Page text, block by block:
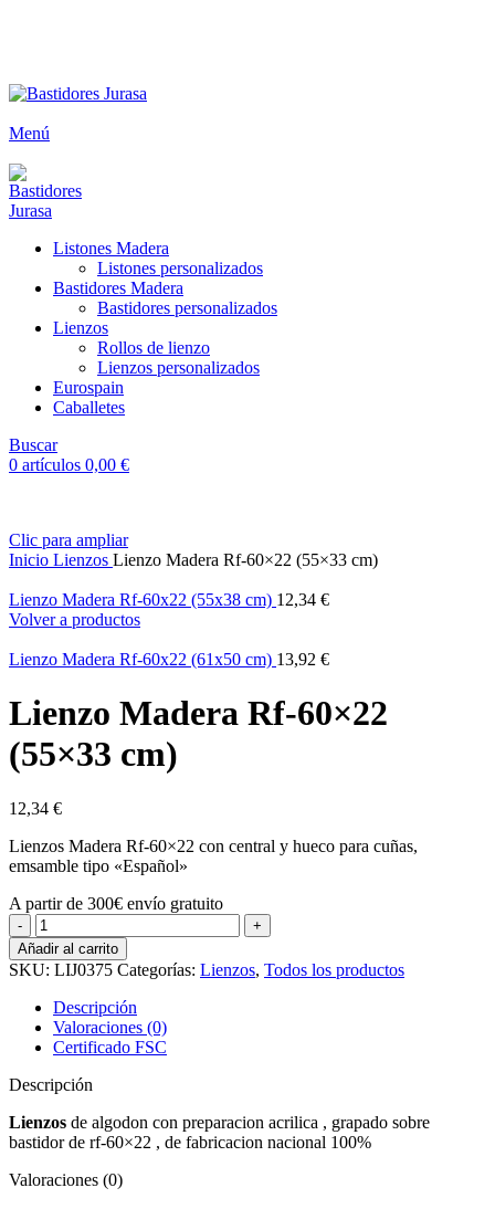
Menú
Listones Madera
Listones personalizados
Bastidores Madera
Bastidores personalizados
Lienzos
Rollos de lienzo
Lienzos personalizados
Eurospain
Caballetes
Buscar
0 artículos 0,00 €
Clic para ampliar
Inicio Lienzos Lienzo Madera Rf-60×22 (55×33 cm)
Lienzo Madera Rf-60x22 (55x38 cm) 12,34 €
Volver a productos
Lienzo Madera Rf-60x22 (61x50 cm) 13,92 €
Lienzo Madera Rf-60×22
(55×33 cm)
12,34 €
Lienzos Madera Rf-60×22 con central y hueco para cuñas,
emsamble tipo «Español»
A partir de 300€ envío gratuito
Lienzo
Madera
Rf-
60x22
(55x33
cm)
cantidad
Añadir al carrito
SKU: LIJ0375 Categorías: Lienzos, Todos los productos
Descripción
Valoraciones (0)
Certificado FSC
Descripción
Lienzos de algodon con preparacion acrilica , grapado sobre
bastidor de rf-60×22 , de fabricacion nacional 100%
Valoraciones (0)